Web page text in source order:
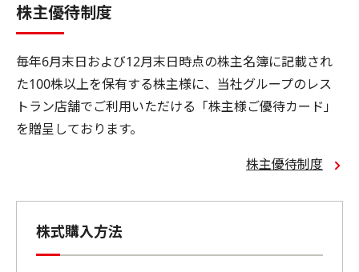
株主優待制度
毎年6月末日および12月末日時点の株主名簿に記載され
た100株以上を保有する株主様に、当社グループのレス
トラン店舗でご利用いただける「株主様ご優待カード」
を贈呈しております。
株主優待制度
株式購入方法